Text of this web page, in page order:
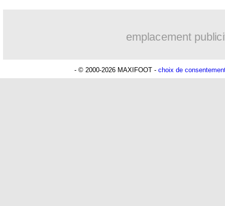
emplacement
- © 2000-2026 MAXIFOOT - choix de